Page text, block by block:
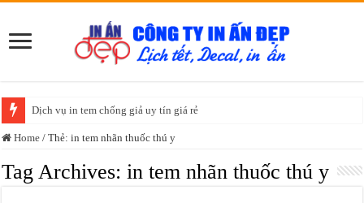
Dịch vụ in tem chống giả uy tín giá rẻ
Home / Thẻ:in tem nhãn thuốc thú y
Tag Archives: in tem nhãn thuốc thú y